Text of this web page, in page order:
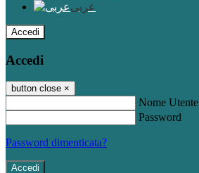
عربى
Accedi
Accedi
button close ×
Nome Utente
Password
Password dimenticata?